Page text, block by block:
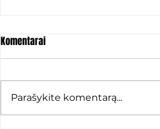
Komentarai
Parašykite komentarą...